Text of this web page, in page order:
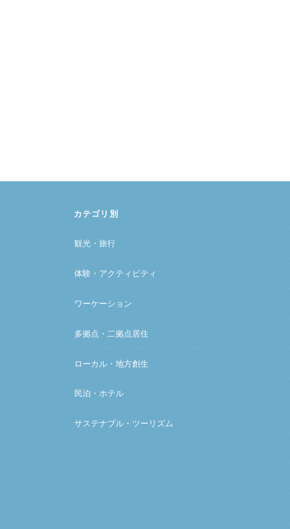
カテゴリ別
観光・旅行
体験・アクティビティ
ワーケーション
多拠点・二拠点居住
ローカル・地方創生
民泊・ホテル
サステナブル・ツーリズム